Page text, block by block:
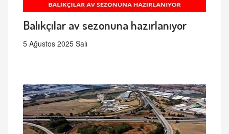
Balıkçılar av sezonuna hazırlanıyor
5 Ağustos 2025 Salı